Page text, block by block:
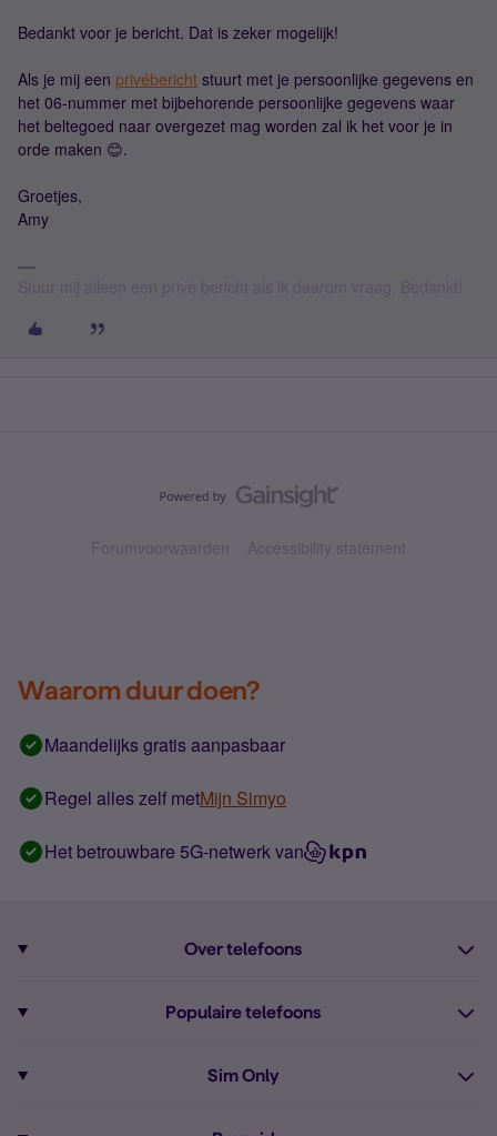
Bedankt voor je bericht. Dat is zeker mogelijk!
Als je mij een privébericht stuurt met je persoonlijke gegevens en
het 06-nummer met bijbehorende persoonlijke gegevens waar
het beltegoed naar overgezet mag worden zal ik het voor je in
orde maken 😊.
Groetjes,
Amy
Forumvoorwaarden Accessibility statement
Waarom duur doen?
Maandelijks gratis aanpasbaar
Regel alles zelf metMijn Simyo
Het betrouwbare 5G-netwerk van
Over telefoons
Alle telefoons
Populaire telefoons
Sim Only